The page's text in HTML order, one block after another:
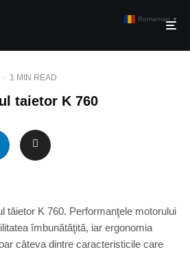
· 1 MIN READ
taietor K 760
tăietor K 760. Performanţele motorului
îmbunătăţită, iar ergonomia
câteva dintre caracteristicile care
Romanian ▼